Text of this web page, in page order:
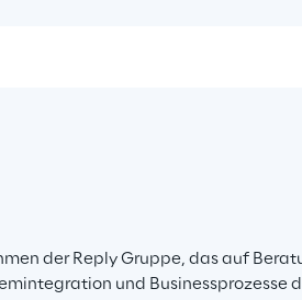
der Reply Gruppe, das auf
und Businessprozesse